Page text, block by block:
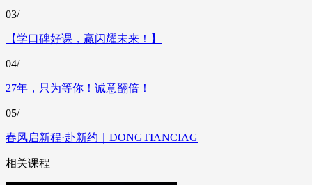
03/
【学口碑好课，赢闪耀未来！】
04/
27年，只为等你！诚意翻倍！
05/
春风启新程·赴新约｜DONGTIANCIAG
相关课程